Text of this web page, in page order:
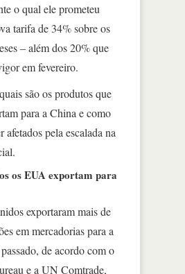
o qual ele prometeu
tarifa de 34% sobre os
– além dos 20% que
em fevereiro.
são os produtos que
para a China e como
afetados pela escalada na
os EUA exportam para
exportaram mais de
em mercadorias para a
de acordo com o
e a UN Comtrade,